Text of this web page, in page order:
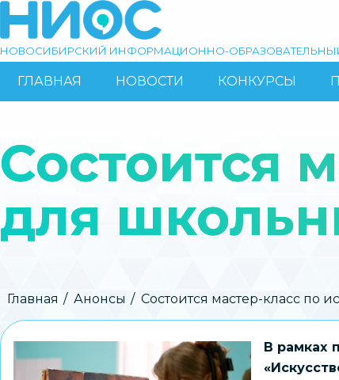
основному
Поиск
НОВОСИБИРСКИЙ ИНФОРМАЦИОННО-
ОСНОВНАЯ
ГЛАВНАЯ НОВОСТИ КОНКУРСЫ
Состоится
для
Строка
навигации
Главная Анонсы Состоится мастер-класс по
В рамках